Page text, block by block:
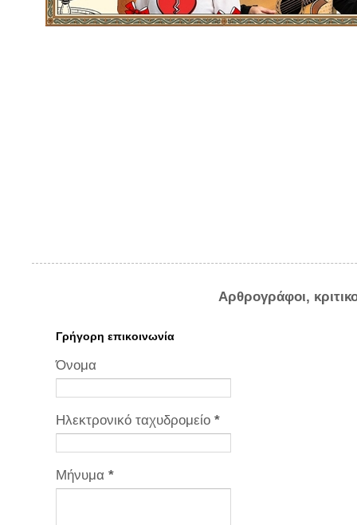
Αρθρογράφοι,
Γρήγορη επικοινωνία
Όνομα
Ηλεκτρονικό ταχυδρομείο *
Μήνυμα *